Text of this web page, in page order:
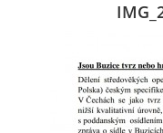
FOTOALBUM